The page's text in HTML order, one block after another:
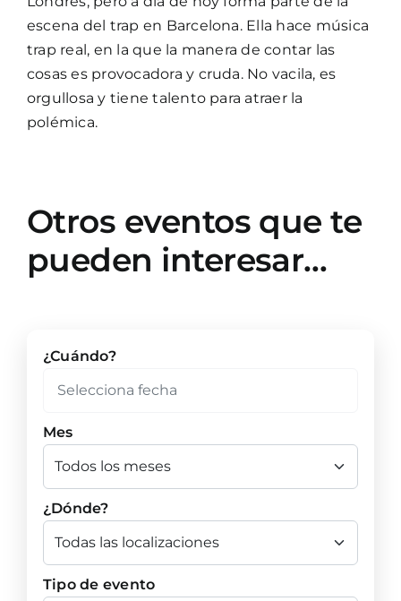
escena del trap en Barcelona. Ella hace música
trap real, en la que la manera de contar las
cosas es provocadora y cruda. No vacila, es
orgullosa y tiene talento para atraer la
polémica.
Otros eventos que te
pueden interesar…
¿Cuándo?
Mes
¿Dónde?
Tipo de evento